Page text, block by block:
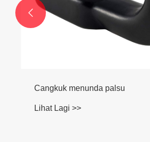
Cangkuk menunda palsu
Lihat Lagi >>
